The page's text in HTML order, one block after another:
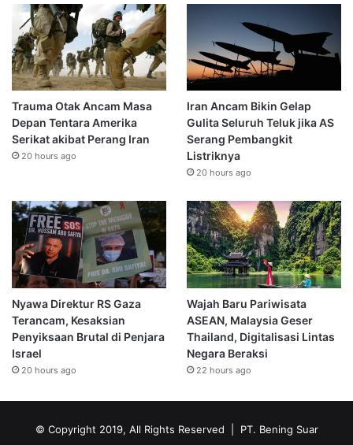
Trauma Otak Ancam Masa
Depan Tentara Amerika
Serikat akibat Perang Iran
20 hours ago
Iran Ancam Bikin Gelap
Gulita Seluruh Teluk jika AS
Serang Pembangkit
Listriknya
20 hours ago
Nyawa Direktur RS Gaza
Terancam, Kesaksian
Penyiksaan Brutal di Penjara
Israel
20 hours ago
Wajah Baru Pariwisata
ASEAN, Malaysia Geser
Thailand, Digitalisasi Lintas
Negara Beraksi
22 hours ago
© Copyright 2019, All Rights Reserved | PT. Bening Suar